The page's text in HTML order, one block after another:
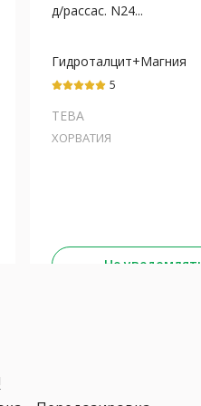
д/рассас. N24...
Гидроталцит+Магния
гидроксид5
ТЕВА
ХОРВАТИЯ
Не уведомлять